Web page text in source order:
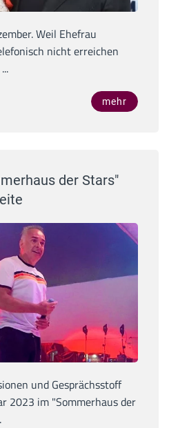
Weil Ehefrau
nicht erreichen
mehr
der Stars"
und Gesprächsstoff
2023 im "Sommerhaus der